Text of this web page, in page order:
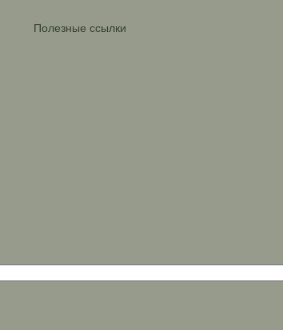
Полезные ссылки